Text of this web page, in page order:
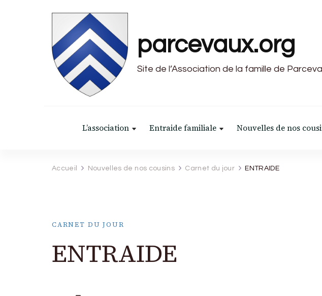
parcevaux.org
Site de l’Association de la famille de
L’association Entraide familiale Nouvelles de nos
Accueil Nouvelles de nos cousins Carnet du jour ENTRAIDE
CARNET DU JOUR
ENTRAIDE